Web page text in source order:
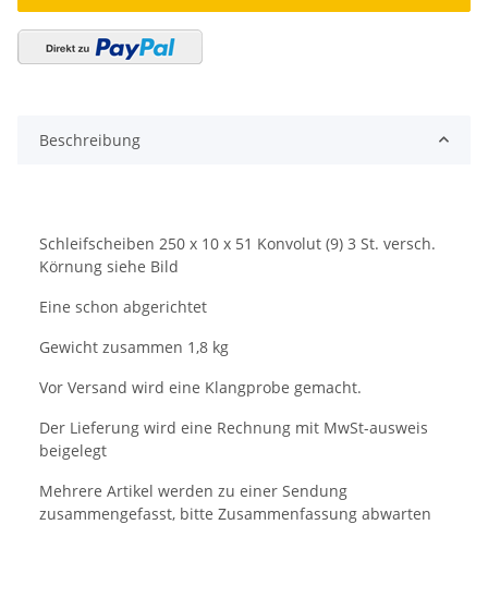
Beschreibung
Schleifscheiben 250 x 10 x 51 Konvolut (9) 3 St. versch.
Körnung siehe Bild
Eine schon abgerichtet
Gewicht zusammen 1,8 kg
Vor Versand wird eine Klangprobe gemacht.
Der Lieferung wird eine Rechnung mit MwSt-ausweis
beigelegt
Mehrere Artikel werden zu einer Sendung
zusammengefasst, bitte Zusammenfassung abwarten